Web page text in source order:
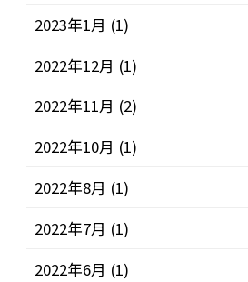
2023年1月 (1)
2022年12月 (1)
2022年11月 (2)
2022年10月 (1)
2022年8月 (1)
2022年7月 (1)
2022年6月 (1)